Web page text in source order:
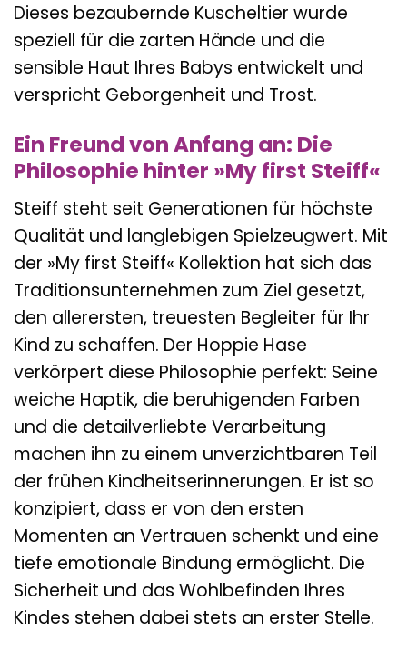
Dieses bezaubernde Kuscheltier wurde
speziell für die zarten Hände und die
sensible Haut Ihres Babys entwickelt und
verspricht Geborgenheit und Trost.
Ein Freund von Anfang an: Die
Philosophie hinter »My first Steiff«
Steiff steht seit Generationen für höchste
Qualität und langlebigen Spielzeugwert. Mit
der »My first Steiff« Kollektion hat sich das
Traditionsunternehmen zum Ziel gesetzt,
den allerersten, treuesten Begleiter für Ihr
Kind zu schaffen. Der Hoppie Hase
verkörpert diese Philosophie perfekt: Seine
weiche Haptik, die beruhigenden Farben
und die detailverliebte Verarbeitung
machen ihn zu einem unverzichtbaren Teil
der frühen Kindheitserinnerungen. Er ist so
konzipiert, dass er von den ersten
Momenten an Vertrauen schenkt und eine
tiefe emotionale Bindung ermöglicht. Die
Sicherheit und das Wohlbefinden Ihres
Kindes stehen dabei stets an erster Stelle.